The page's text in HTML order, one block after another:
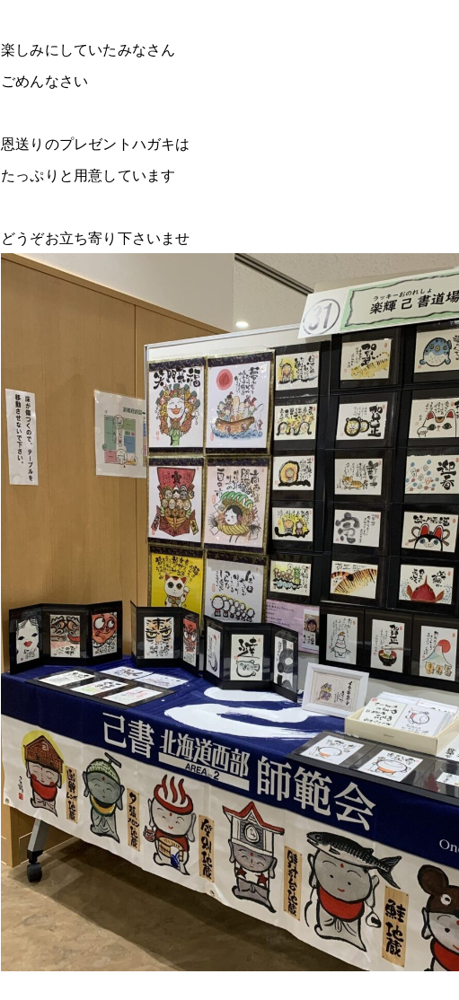
楽しみにしていたみなさん
ごめんなさい
恩送りのプレゼントハガキは
たっぷりと用意しています
どうぞお立ち寄り下さいませ